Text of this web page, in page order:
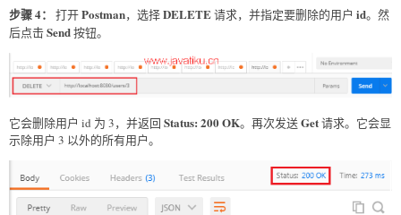
{
User user=iterator.next();
{
iterator.remove();
return user; //returns the deleted resource back
}
return null;
}
@Autowired
private UserDaoService service;
@GetMapping("/users")
public List<User> retriveAllUsers()
{
return service.findAll();
//retrieves a specific user detail
@GetMapping("/users/{id}")
User user= service.findOne(id);
if(user==null)
步骤 4： 打开Postman，选择DELETE请求，并指定要删除的用户 id。然
后点击Send按钮。
它会删除用户 id 为 3，并返回 Status: 200 OK。再次发送Get请求。它会显
示除用户 3 以外的所有用户。